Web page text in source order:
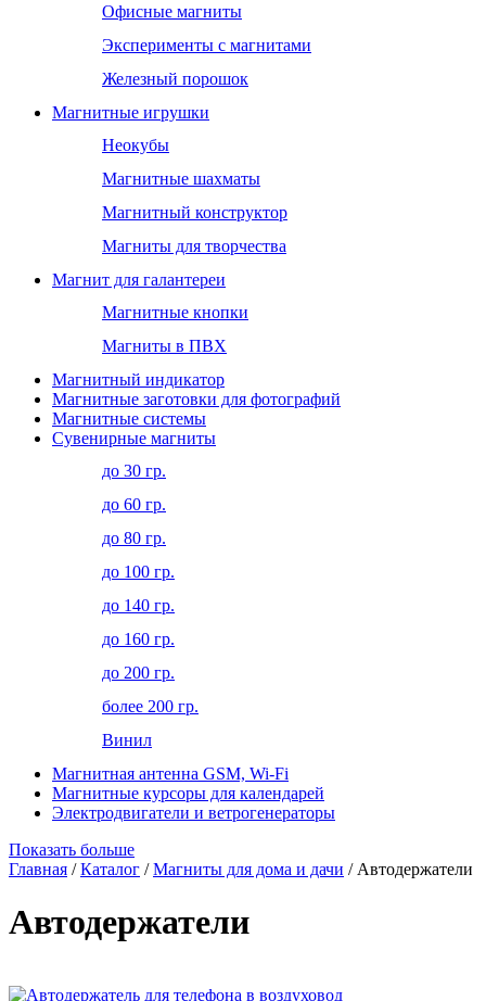
Офисные магниты
Эксперименты с магнитами
Железный порошок
Магнитные игрушки
Неокубы
Магнитные шахматы
Магнитный конструктор
Магниты для творчества
Магнит для галантереи
Магнитные кнопки
Магниты в ПВХ
Магнитный индикатор
Магнитные заготовки для фотографий
Магнитные системы
Сувенирные магниты
до 30 гр.
до 60 гр.
до 80 гр.
до 100 гр.
до 140 гр.
до 160 гр.
до 200 гр.
более 200 гр.
Винил
Магнитная антенна GSM, Wi-Fi
Магнитные курсоры для календарей
Электродвигатели и ветрогенераторы
Показать больше
Главная /Каталог /Магниты для дома и дачи / Автодержатели
Автодержатели